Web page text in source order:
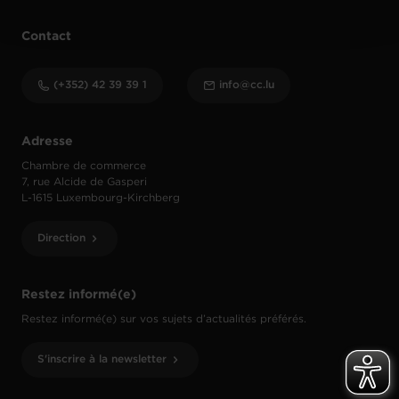
Restez informé(e)
Restez informé(e) sur vos sujets d’actualités préférés.
S'inscrire à la newsletter
Adresse
Chambre de commerce
7, rue Alcide de Gasperi
L-1615 Luxembourg-Kirchberg
Direction
Contact
(+352) 42 39 39 1 info@cc.lu